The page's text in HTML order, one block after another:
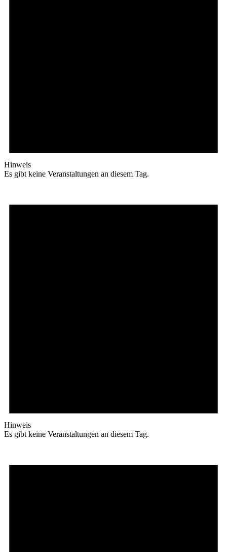
Hinweis
Es gibt keine Veranstaltungen an diesem Tag.
Hinweis
Es gibt keine Veranstaltungen an diesem Tag.